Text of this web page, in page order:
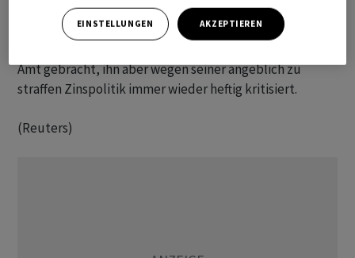
Leitzinsen senken werde, um die Aussichten des
demokratischen Amtsinhabers Joe Biden auf eine
Amt gebracht, ihn aber wegen seiner angeblich zu
straffen Zinspolitik immer wieder heftig kritisiert.
(Reuters)
EINSTELLUNGEN AKZEPTIEREN